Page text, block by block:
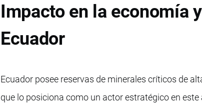
Impacto en la economía
Ecuador
Ecuador posee reservas de minerales críticos de
que lo posiciona como un actor estratégico en